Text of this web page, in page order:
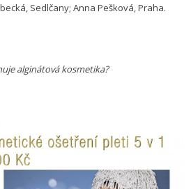
Sedlčany; Anna Pešková, Praha.
alginátová kosmetika?